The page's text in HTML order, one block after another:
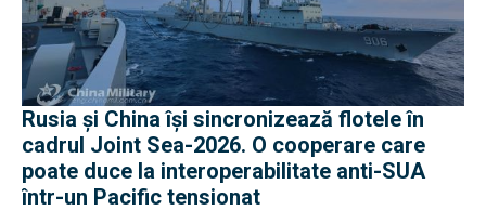
Rusia și China își sincronizează flotele în
cadrul Joint Sea-2026. O cooperare care
poate duce la interoperabilitate anti-SUA
într-un Pacific tensionat